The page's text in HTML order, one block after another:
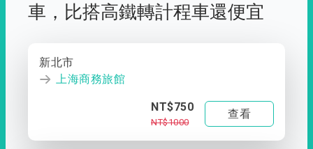
車， 比搭高鐵轉計程車還便宜
新北市
上海商務旅館
NT$750
NT$1000
查看